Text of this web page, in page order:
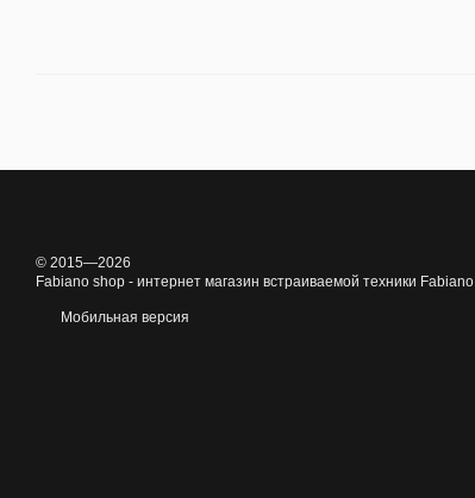
© 2015—2026
Fabiano shop - интернет магазин встраиваемой техники Fabiano
Мобильная версия